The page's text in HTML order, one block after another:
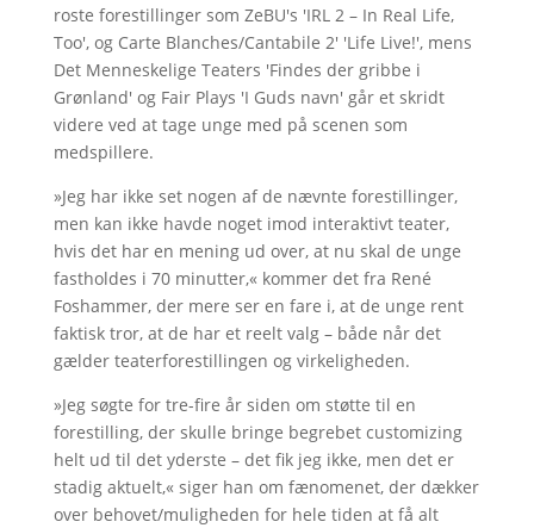
roste forestillinger som ZeBU's 'IRL 2 – In Real Life,
Too', og Carte Blanches/Cantabile 2' 'Life Live!', mens
Det Menneskelige Teaters 'Findes der gribbe i
Grønland' og Fair Plays 'I Guds navn' går et skridt
videre ved at tage unge med på scenen som
medspillere.
»Jeg har ikke set nogen af de nævnte forestillinger,
men kan ikke havde noget imod interaktivt teater,
hvis det har en mening ud over, at nu skal de unge
fastholdes i 70 minutter,« kommer det fra René
Foshammer, der mere ser en fare i, at de unge rent
faktisk tror, at de har et reelt valg – både når det
gælder teaterforestillingen og virkeligheden.
»Jeg søgte for tre-fire år siden om støtte til en
forestilling, der skulle bringe begrebet customizing
helt ud til det yderste – det fik jeg ikke, men det er
stadig aktuelt,« siger han om fænomenet, der dækker
over behovet/muligheden for hele tiden at få alt